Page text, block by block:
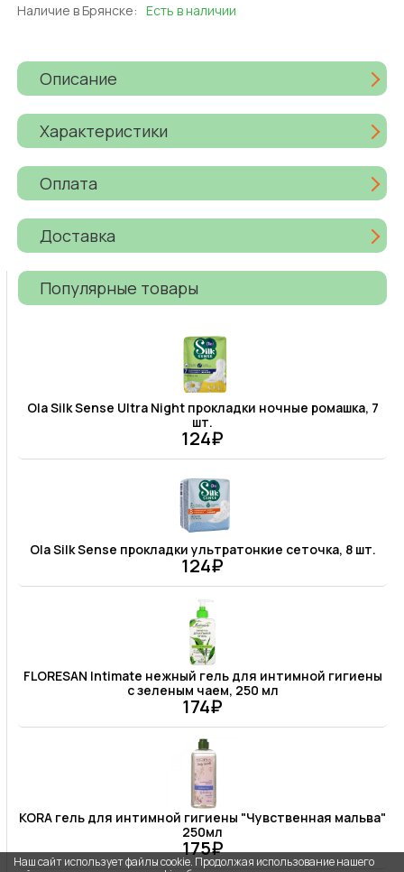
Наличие в Брянске: Есть в наличии
Описание
Характеристики
Оплата
Доставка
Популярные товары
Ola Silk Sense Ultra Night прокладки ночные ромашка, 7
шт.
124₽
Ola Silk Sense прокладки ультратонкие сеточка, 8 шт.
124₽
FLORESAN Intimate нежный гель для интимной гигиены
с зеленым чаем, 250 мл
174₽
KORA гель для интимной гигиены "Чувственная мальва"
250мл
175₽
Наш сайт использует файлы cookie. Продолжая использование нашего